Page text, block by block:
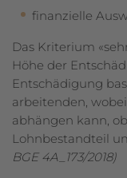
finanzielle
Das Kriterium
Höhe der
Entschädigung
arbeitenden,
abhängen kann,
Lohnbestandteil
BGE 4A_173/2018)